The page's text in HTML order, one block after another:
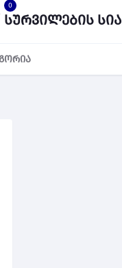
0
სურვილების სია